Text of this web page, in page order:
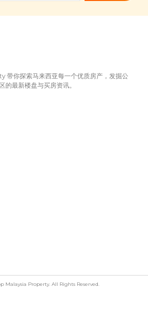
你探索马来西亚每一个优质房产，发掘公
的最新楼盘与买房资讯。
Malaysia Property. All Rights Reserved.